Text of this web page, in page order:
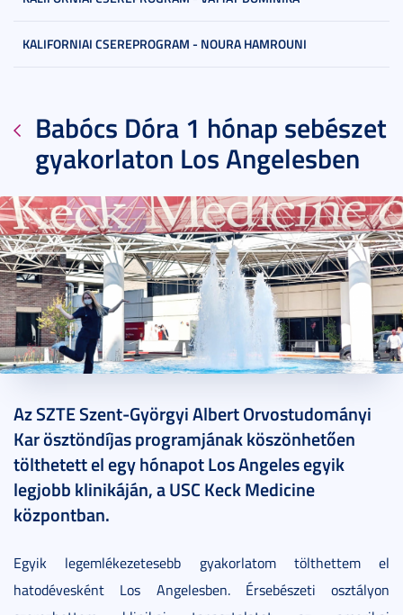
KALIFORNIAI CSEREPROGRAM - NOURA HAMROUNI
Babócs Dóra 1 hónap sebészet
gyakorlaton Los Angelesben
Az SZTE Szent-Györgyi Albert Orvostudományi
Kar ösztöndíjas programjának köszönhetően
tölthetett el egy hónapot Los Angeles egyik
legjobb klinikáján, a USC Keck Medicine
központban.
Egyik legemlékezetesebb gyakorlatom tölthettem el
hatodévesként Los Angelesben. Érsebészeti osztályon